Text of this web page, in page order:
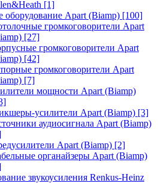
[1]
оборудование Apart (Biamp) [100]
громкоговорители Apart
[27]
громкоговорители Apart
[42]
громкоговорители Apart
[7]
мощности Apart (Biamp)
усилители Apart (Biamp) [3]
аудиосигнала Apart (Biamp)
Apart (Biamp) [2]
органайзеры Apart (Biamp)
звукоусиления Renkus-Heinz